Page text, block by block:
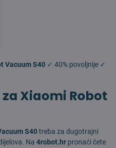
Vacuum S40 ✓ 40% povoljnije ✓
Xiaomi Robot
S40treba za dugotrajni
Na 4robot.hr pronaći ćete